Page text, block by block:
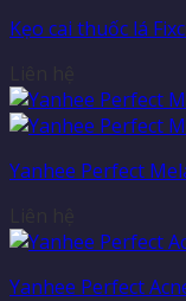
Kẹo cai thuốc lá
Yanhee Perfect
Yanhee Perfect